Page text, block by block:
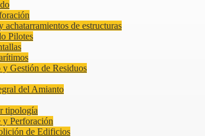
achatarramientos de estructuras
Pilotes
y Gestión de Residuos
del Amianto
tipología
y Perforación
de Edificios